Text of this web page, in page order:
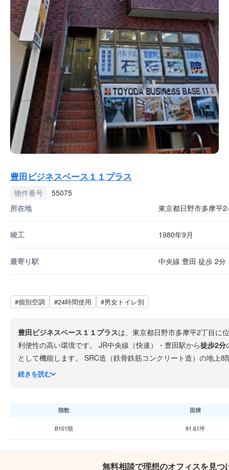
豊田ビジネスベース１１プラス
物件番号
55075
所在地
東京都日野市多摩平
竣工 1980年9月
最寄り駅 中央線 豊田 徒歩 2分
#個別空調 #24時間使用 #男女トイレ別
豊田ビジネスベース１１プラスは、東京都日野市多摩平2丁目に
利便性の高い環境です。 JR中央線（快速）・豊田駅から徒歩2分
として機能します。 SRC造（鉄骨鉄筋コンクリート造）の地上8階・地下1階建てで、1980年9月竣工、築46年です。個別空調を完備し、隔階男女別トイレが設置されています。24
続きを読む
階数 面積
B101階 91.61坪
無料相談で理想のオフィスを見つ